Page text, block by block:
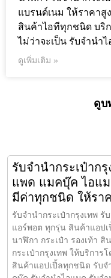
แบรนด์เนม ให้ราคาสู
สินค้าไอทีทุกชนิด บริ
ไม่ว่าจะเป็น รับจำนำ
ดูเพิ่มเติม »
ดูบ
รับจำนำกระเป๋าก
แพด แมคบุ๊ค ไอแ
มีค่าทุกชนิด ให้รา
รับจำนำกระเป๋ากรุงเทพ
แอร์พอต ทุกรุ่น สินค้าแอป
นาฬิกา กระเป๋า รองเท้า
กระเป๋ากรุงเทพ ให้บริกา
สินค้าแอปเปิ้ลทุกชนิด รับ